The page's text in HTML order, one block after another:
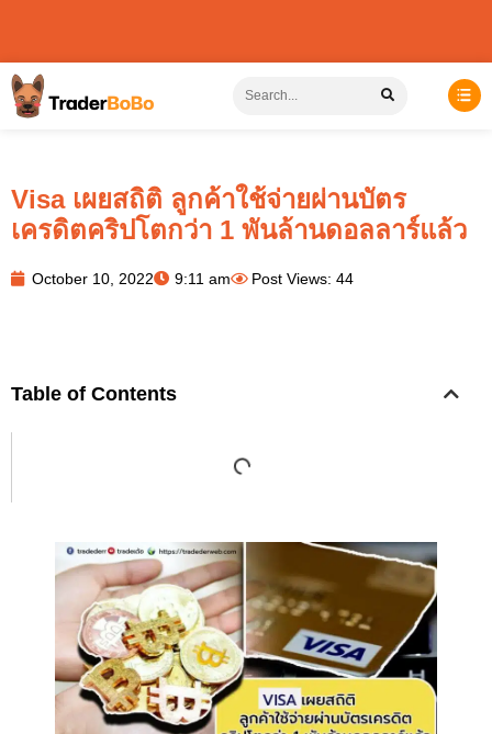
Visa เผยสถิติ ลูกค้าใช้จ่ายผ่านบัตร
เครดิตคริปโตกว่า 1 พันล้านดอลลาร์แล้ว
October 10, 2022 9:11 am Post Views: 44
Table of Contents